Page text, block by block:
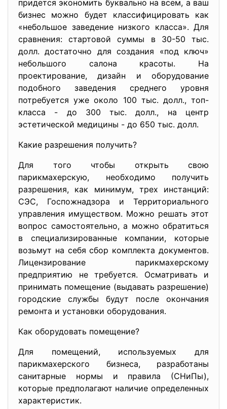
придется экономить буквально на всем, а ваш
бизнес можно будет классифицировать как
«небольшое заведение низкого класса». Для
сравнения: стартовой суммы в 30-50 тыс.
долл. достаточно для создания «под ключ»
небольшого салона красоты. На
проектирование, дизайн и оборудование
подобного заведения среднего уровня
потребуется уже около 100 тыс. долл., топ-
класса - до 300 тыс. долл., на центр
эстетической медицины - до 650 тыс. долл.
Какие разрешения получить?
Для того чтобы открыть свою
парикмахерскую, необходимо получить
разрешения, как минимум, трех инстанций:
СЭС, Госпожнадзора и Территориального
управления имуществом. Можно решать этот
вопрос самостоятельно, а можно обратиться
в специализированные компании, которые
возьмут на себя сбор комплекта документов.
Лицензирование парикмахерскому
предприятию не требуется. Oсматривать и
принимать помещение (выдавать разрешение)
городские службы будут после окончания
ремонта и установки оборудования.
Как оборудовать помещение?
Для помещений, используемых для
парикмахерского бизнеса, разработаны
санитарные нормы и правила (СНиПы),
которые предполагают наличие определенных
характеристик.